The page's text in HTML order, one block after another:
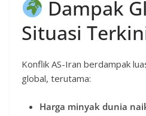
Dampak
Situasi
Konflik AS-Iran berdampak
global, terutama:
Harga minyak dunia